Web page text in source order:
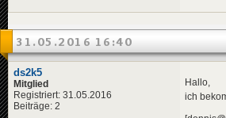
31.05.2016 16:40
ds2k5
Mitglied
Registriert: 31.05.2016
Beiträge: 2
Hallo,
ich